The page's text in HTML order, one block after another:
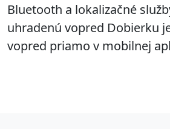
Bluetooth a lokalizačné
uhradenú vopred Dobierku
vopred priamo v mobilnej